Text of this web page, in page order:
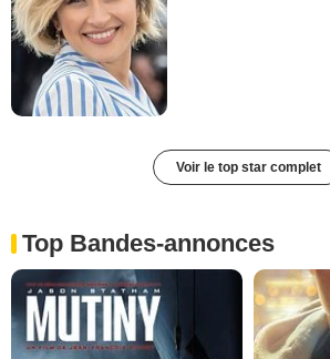
Voir le top star complet
Top Bandes-annonces